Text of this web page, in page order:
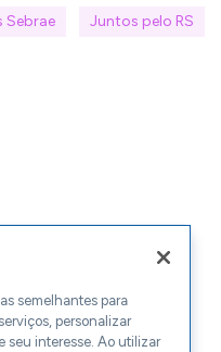
Sebrae Juntos pelo RS
semelhantes para
personalizar
seu interesse. Ao utilizar